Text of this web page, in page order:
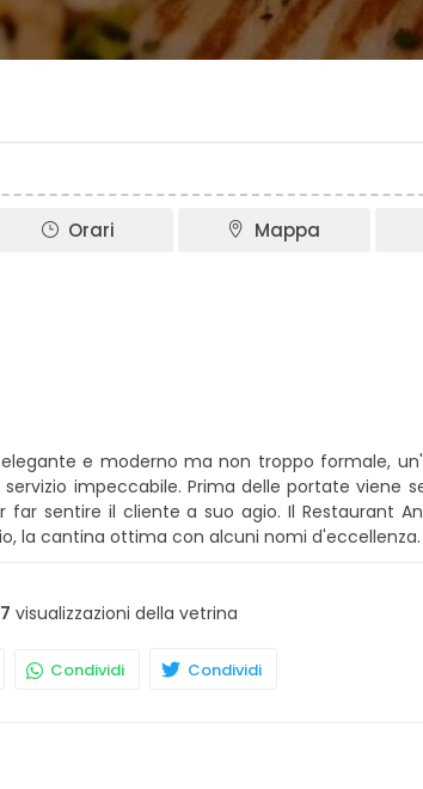
Orari Mappa
e moderno ma non troppo formale,
impeccabile. Prima delle portate viene
sentire il cliente a suo agio. Il Restaurant
la cantina ottima con alcuni nomi d'eccellenza.
visualizzazioni della vetrina
Condividi Condividi